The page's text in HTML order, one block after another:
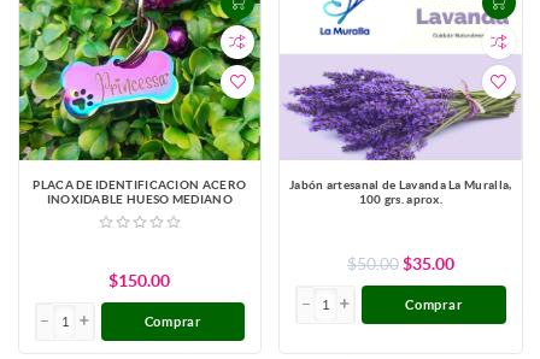
PLACA DE IDENTIFICACION ACERO
INOXIDABLE HUESO MEDIANO
$150.00
Comprar
Jabón artesanal de Lavanda La Muralla,
100 grs. aprox.
$50.00 $35.00
Comprar